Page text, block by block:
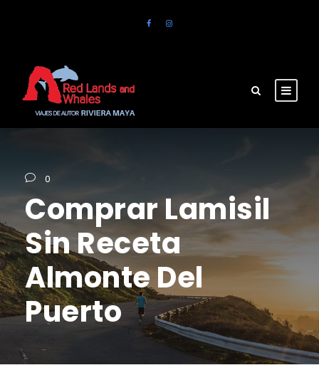
0
Comprar Lamisil
Sin Receta
Almonte Del
Puerto